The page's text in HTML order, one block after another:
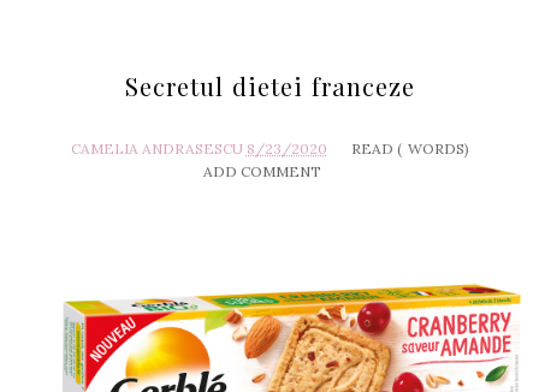
Secretul dietei franceze
CAMELIA ANDRASESCU 8/23/2020 READ ( WORDS)
ADD COMMENT